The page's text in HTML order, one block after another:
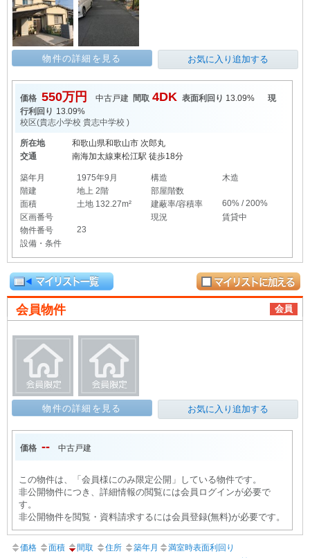
物件の詳細を見る お気に入り追加する
価格 550万円 中古戸建 間取 4DK 表面利回り 13.09%
現
行利回り 13.09%
校区(貴志小学校 貴志中学校 )
所在地
和歌山県和歌山市 次郎丸
交通
南海加太線東松江駅 徒歩18分
築年月 1975年9月 構造
木造
階建
地上 2階
部屋階数
面積
土地 132.27m² 建蔽率/容積率
60% / 200%
区画番号
現況
賃貸中
物件番号
23
設備・条件
会員
会員物件
物件の詳細を見る お気に入り追加する
価格 -- 中古戸建
この物件は、「会員様にのみ限定公開」している物件です。
非公開物件につき、詳細情報の閲覧には会員ログインが必要で
す。
非公開物件を閲覧・資料請求するには会員登録(無料)が必要です。
価格 面積 間取 住所 築年月 満室時表面利回り